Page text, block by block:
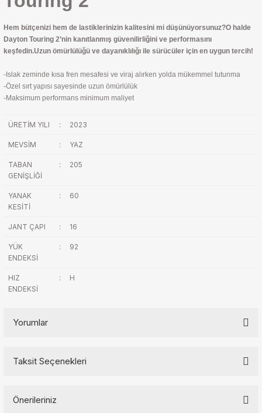
Hem bütçenizi hem de lastiklerinizin kalitesini mi düşünüyorsunuz?O halde
Dayton Touring 2’nin kanıtlanmış güvenilirliğini ve performasını
keşfedin.Uzun ömürlülüğü ve dayanıklılığı ile sürücüler için en uygun tercih!
-Islak zeminde kısa fren mesafesi ve viraj alırken yolda mükemmel tutunma
-Özel sırt yapısı sayesinde uzun ömürlülük
-Maksimum performans minimum maliyet
ÜRETİM YILI : 2023
MEVSİM : YAZ
TABAN
GENİŞLİĞİ
: 205
YANAK
KESİTİ
: 60
JANT ÇAPI : 16
YÜK
ENDEKSİ
: 92
HIZ
ENDEKSİ
: H
Yorumlar
Taksit Seçenekleri
Önerileriniz